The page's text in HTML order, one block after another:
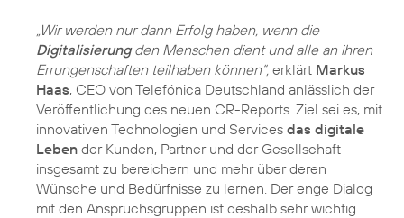
„Wir werden nur dann Erfolg haben, wenn die
Digitalisierungden Menschen dient und alle an ihren
Errungenschaften teilhaben können“, erklärt Markus
Haas, CEO von Telefónica Deutschland anlässlich der
Veröffentlichung des neuen CR-Reports. Ziel sei es, mit
innovativen Technologien und Services das digitale
Leben der Kunden, Partner und der Gesellschaft
insgesamt zu bereichern und mehr über deren
Wünsche und Bedürfnisse zu lernen. Der enge Dialog
mit den Anspruchsgruppen ist deshalb sehr wichtig.